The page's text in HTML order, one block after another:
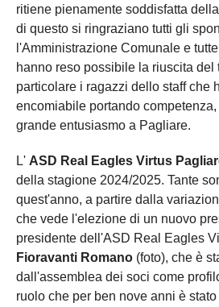
ritiene pienamente soddisfatta
di questo si ringraziano tutti gli
l'Amministrazione Comunale e
hanno reso possibile la riuscita del
particolare i ragazzi dello staff che
encomiabile portando
grande entusiasmo a Pagliare.
L' ASD Real Eagles Virtus
della stagione 2024/2025. Tante
quest'anno, a partire dalla
che vede l'elezione di un nuovo
presidente dell'ASD Real Eagles
Fioravanti Romano (foto), che è
dall'assemblea dei soci come
ruolo che per ben nove anni è